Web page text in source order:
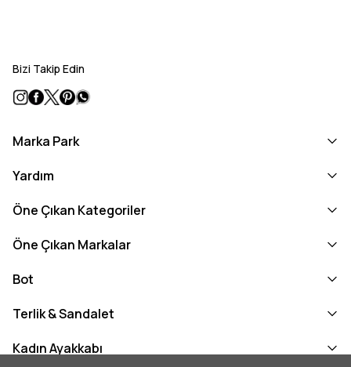
Bizi Takip Edin
Marka Park
Yardım
Öne Çıkan Kategoriler
Öne Çıkan Markalar
Bot
Terlik & Sandalet
Kadın Ayakkabı